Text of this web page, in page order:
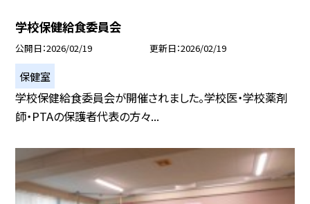
学校保健給食委員会
公開日 2026/02/19 更新日 2026/02/19
保健室
学校保健給食委員会が開催されました。学校医・学校薬剤
師・PTAの保護者代表の方々...